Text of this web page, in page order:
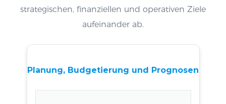
strategischen, finanziellen und operativen Ziele
aufeinander ab.
Planung, Budgetierung und Prognosen